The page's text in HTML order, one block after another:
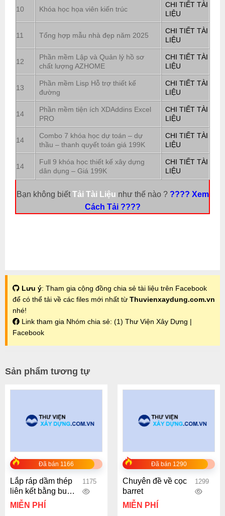
10 Khóa học họa viên kiến trúc
CHI TIẾT TÀI
LIỆU
11 Tổng hợp mẫu nhà đẹp năm 2025
CHI TIẾT TÀI
LIỆU
12
Phần mềm Lập và Quản lý hồ sơ
chất lượng AZHOME
CHI TIẾT TÀI
LIỆU
13
Phần mềm Lisp Hỗ trợ thiết kế
đường
CHI TIẾT TÀI
LIỆU
14
Phần mềm tiện ích XDAddins Excel
PRO
CHI TIẾT TÀI
LIỆU
14
Combo 7 khóa học dự toán – dự
thầu – thanh quyết toán giá 199K
CHI TIẾT TÀI
LIỆU
14
Full 9 khóa học thiết kế xây dựng
dân dụng – Giá 199K
CHI TIẾT TÀI
LIỆU
Bạn không biếtTải Tài Liệu như thế nào ? ???? Xem
Cách Tải ????
Lưu ý: Tham gia cộng đồng chia sẻ tài liệu trên Facebook
để có thể tải về các files mới nhất từ Thuvienxaydung.com.vn
nhé!
Link tham gia Nhóm chia sẻ: (1) Thư Viện Xây Dựng |
Facebook
Sản phẩm tương tự
Đã bán 1166
Lắp ráp dầm thép
liên kết bằng bu
lông cường độ cao
1175
MIỄN PHÍ
Đã bán 1290
Chuyên đề về cọc
barret
1299
MIỄN PHÍ